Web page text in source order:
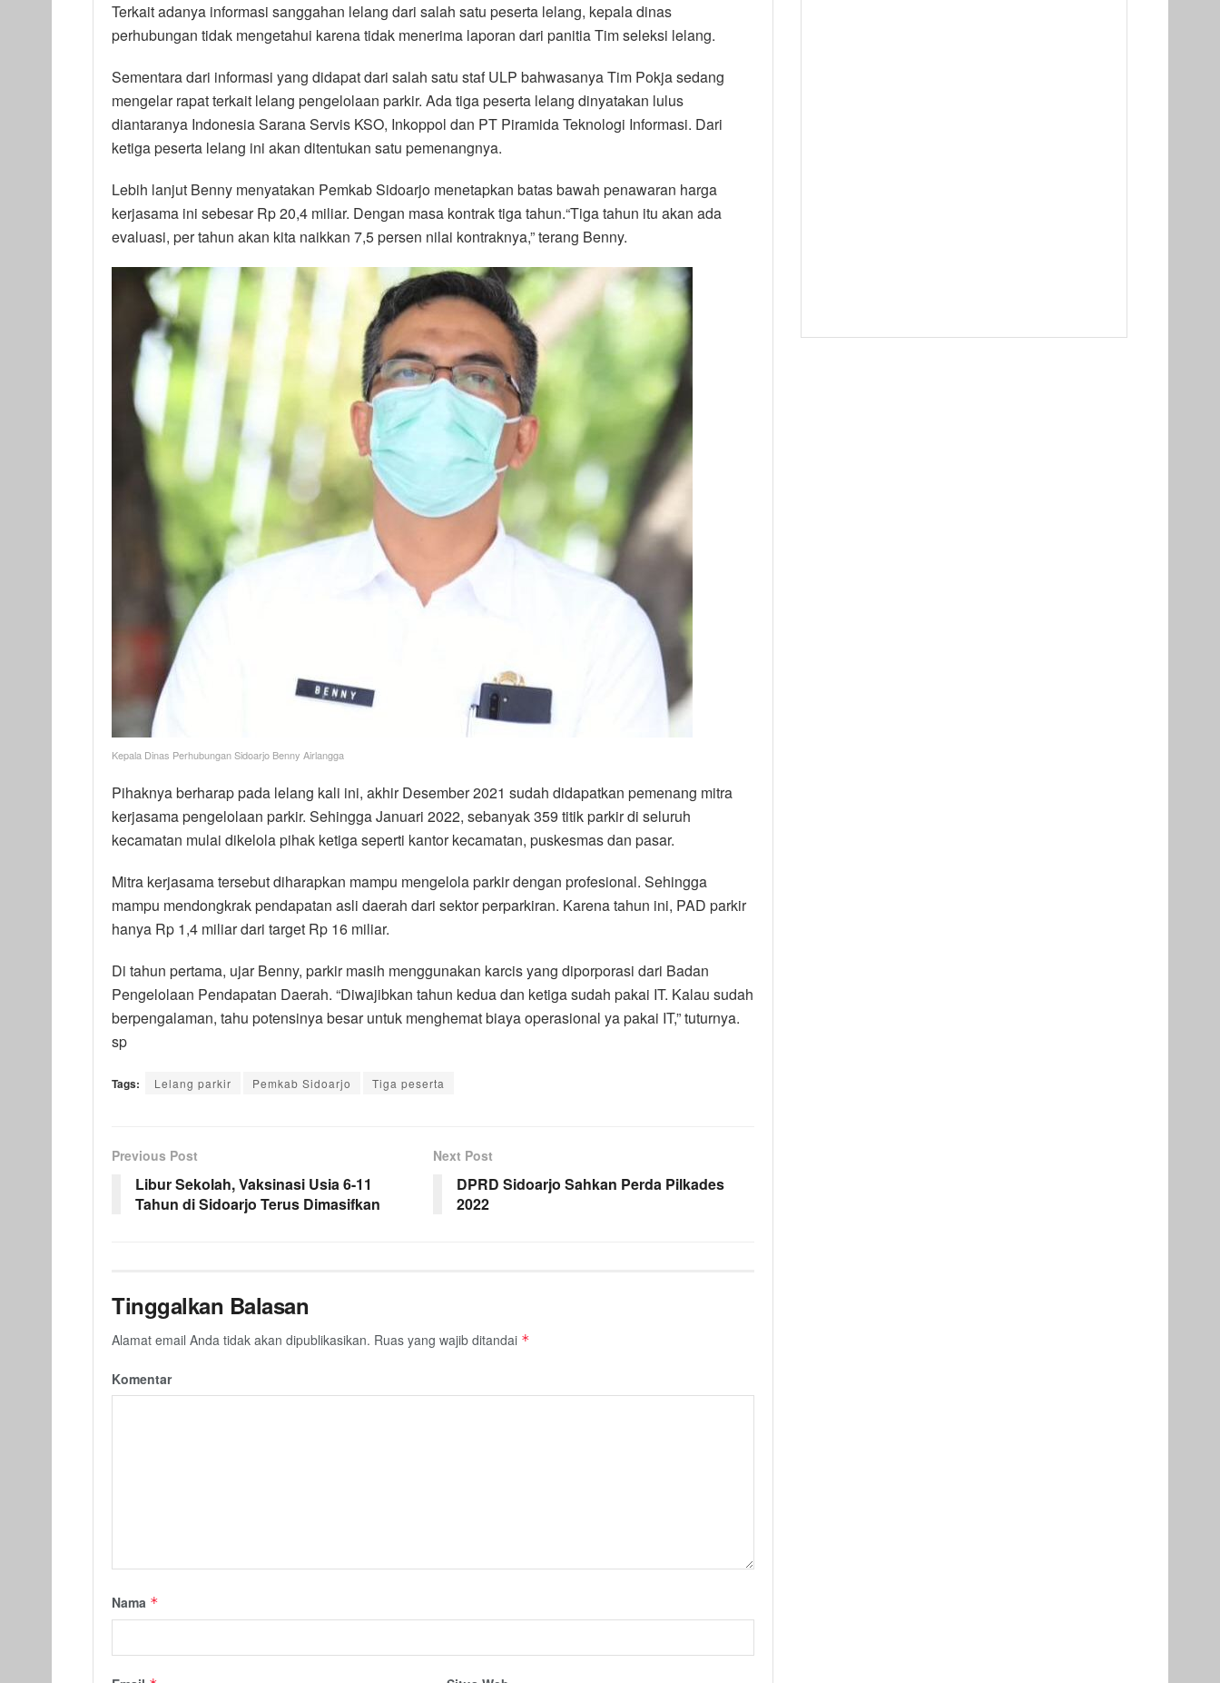
Terkait adanya informasi sanggahan lelang dari salah satu peserta lelang, kepala dinas
perhubungan tidak mengetahui karena tidak menerima laporan dari panitia Tim seleksi lelang.
Sementara dari informasi yang didapat dari salah satu staf ULP bahwasanya Tim Pokja sedang
mengelar rapat terkait lelang pengelolaan parkir. Ada tiga peserta lelang dinyatakan lulus
diantaranya Indonesia Sarana Servis KSO, Inkoppol dan PT Piramida Teknologi Informasi. Dari
ketiga peserta lelang ini akan ditentukan satu pemenangnya.
Lebih lanjut Benny menyatakan Pemkab Sidoarjo menetapkan batas bawah penawaran harga
kerjasama ini sebesar Rp 20,4 miliar. Dengan masa kontrak tiga tahun.“Tiga tahun itu akan ada
evaluasi, per tahun akan kita naikkan 7,5 persen nilai kontraknya,” terang Benny.
Kepala Dinas Perhubungan Sidoarjo Benny Airlangga
Pihaknya berharap pada lelang kali ini, akhir Desember 2021 sudah didapatkan pemenang mitra
kerjasama pengelolaan parkir. Sehingga Januari 2022, sebanyak 359 titik parkir di seluruh
kecamatan mulai dikelola pihak ketiga seperti kantor kecamatan, puskesmas dan pasar.
Mitra kerjasama tersebut diharapkan mampu mengelola parkir dengan profesional. Sehingga
mampu mendongkrak pendapatan asli daerah dari sektor perparkiran. Karena tahun ini, PAD parkir
hanya Rp 1,4 miliar dari target Rp 16 miliar.
Di tahun pertama, ujar Benny, parkir masih menggunakan karcis yang diporporasi dari Badan
Pengelolaan Pendapatan Daerah. “Diwajibkan tahun kedua dan ketiga sudah pakai IT. Kalau sudah
berpengalaman, tahu potensinya besar untuk menghemat biaya operasional ya pakai IT,” tuturnya.
sp
Tags: Lelang parkir Pemkab Sidoarjo Tiga peserta
Previous Post
Libur Sekolah, Vaksinasi Usia 6-11
Tahun di Sidoarjo Terus Dimasifkan
Next Post
DPRD Sidoarjo Sahkan Perda Pilkades
2022
Tinggalkan Balasan
Alamat email Anda tidak akan dipublikasikan. Ruas yang wajib ditandai *
Komentar
Nama *